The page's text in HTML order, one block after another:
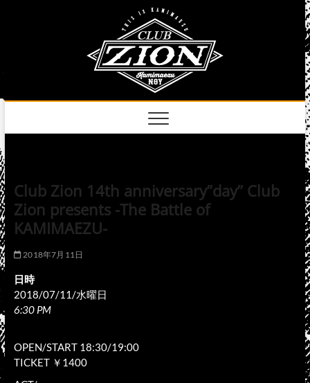
Club Zion 14th anniversary”day” Club
Zion presents -The Battle of
KAMIMAEZU-
2018年7月11日
日時
2018/07/11/水曜日
6:30 PM
OPEN/START 18:30/19:00
TICKET ￥1400